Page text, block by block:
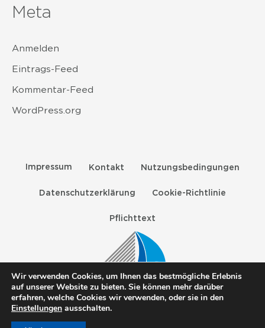
Meta
Anmelden
Eintrags-Feed
Kommentar-Feed
WordPress.org
Impressum Kontakt Nutzungsbedingungen
Datenschutzerklärung Cookie-Richtlinie
Pflichttext
ANGUSTA, NORGINE und das Norgine-Segel sind
eingetragene Marken der Norgine-
Unternehmensgruppe. Alle Bilder dienen nur
Wir verwenden Cookies, um Ihnen das bestmögliche Erlebnis
auf unserer Website zu bieten. Sie können mehr darüber
erfahren, welche Cookies wir verwenden, oder sie in den
Einstellungen ausschalten.